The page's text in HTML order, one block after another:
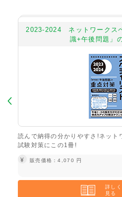
2023-2024 ネットワークス
識+午後問題」
読んで納得の分かりやすさ!ネット
試験対策にこの1冊!
¥ 販売価格：4,070 円
詳しく
見る